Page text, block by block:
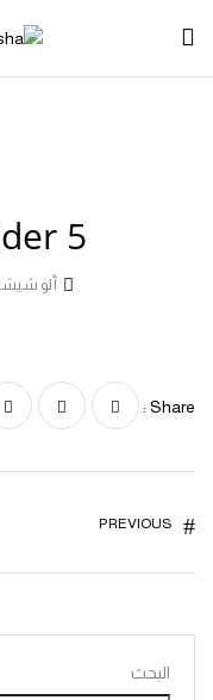
5
ألو
البحث
Share :
PREVIOUS